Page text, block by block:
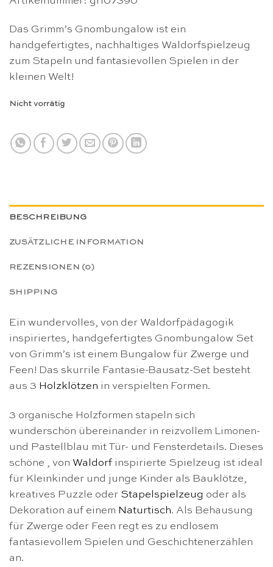
Das Grimm’s Gnombungalow ist ein
handgefertigtes, nachhaltiges Waldorfspielzeug
zum Stapeln und fantasievollen Spielen in der
kleinen Welt!
Nicht vorrätig
BESCHREIBUNG
ZUSÄTZLICHE INFORMATION
REZENSIONEN (0)
SHIPPING
Ein wundervolles, von der Waldorfpädagogik
inspiriertes, handgefertigtes Gnombungalow Set
von Grimm’s ist einem Bungalow für Zwerge und
Feen! Das skurrile Fantasie-Bausatz-Set besteht
aus 3 Holzklötzen in verspielten Formen.
3 organische Holzformen stapeln sich
wunderschön übereinander in reizvollem Limonen-
und Pastellblau mit Tür- und Fensterdetails. Dieses
schöne , von Waldorf inspirierte Spielzeug ist ideal
für Kleinkinder und junge Kinder als Bauklötze,
kreatives Puzzle oder Stapelspielzeug oder als
Dekoration auf einem Naturtisch. Als Behausung
für Zwerge oder Feen regt es zu endlosem
fantasievollem Spielen und Geschichtenerzählen
an.